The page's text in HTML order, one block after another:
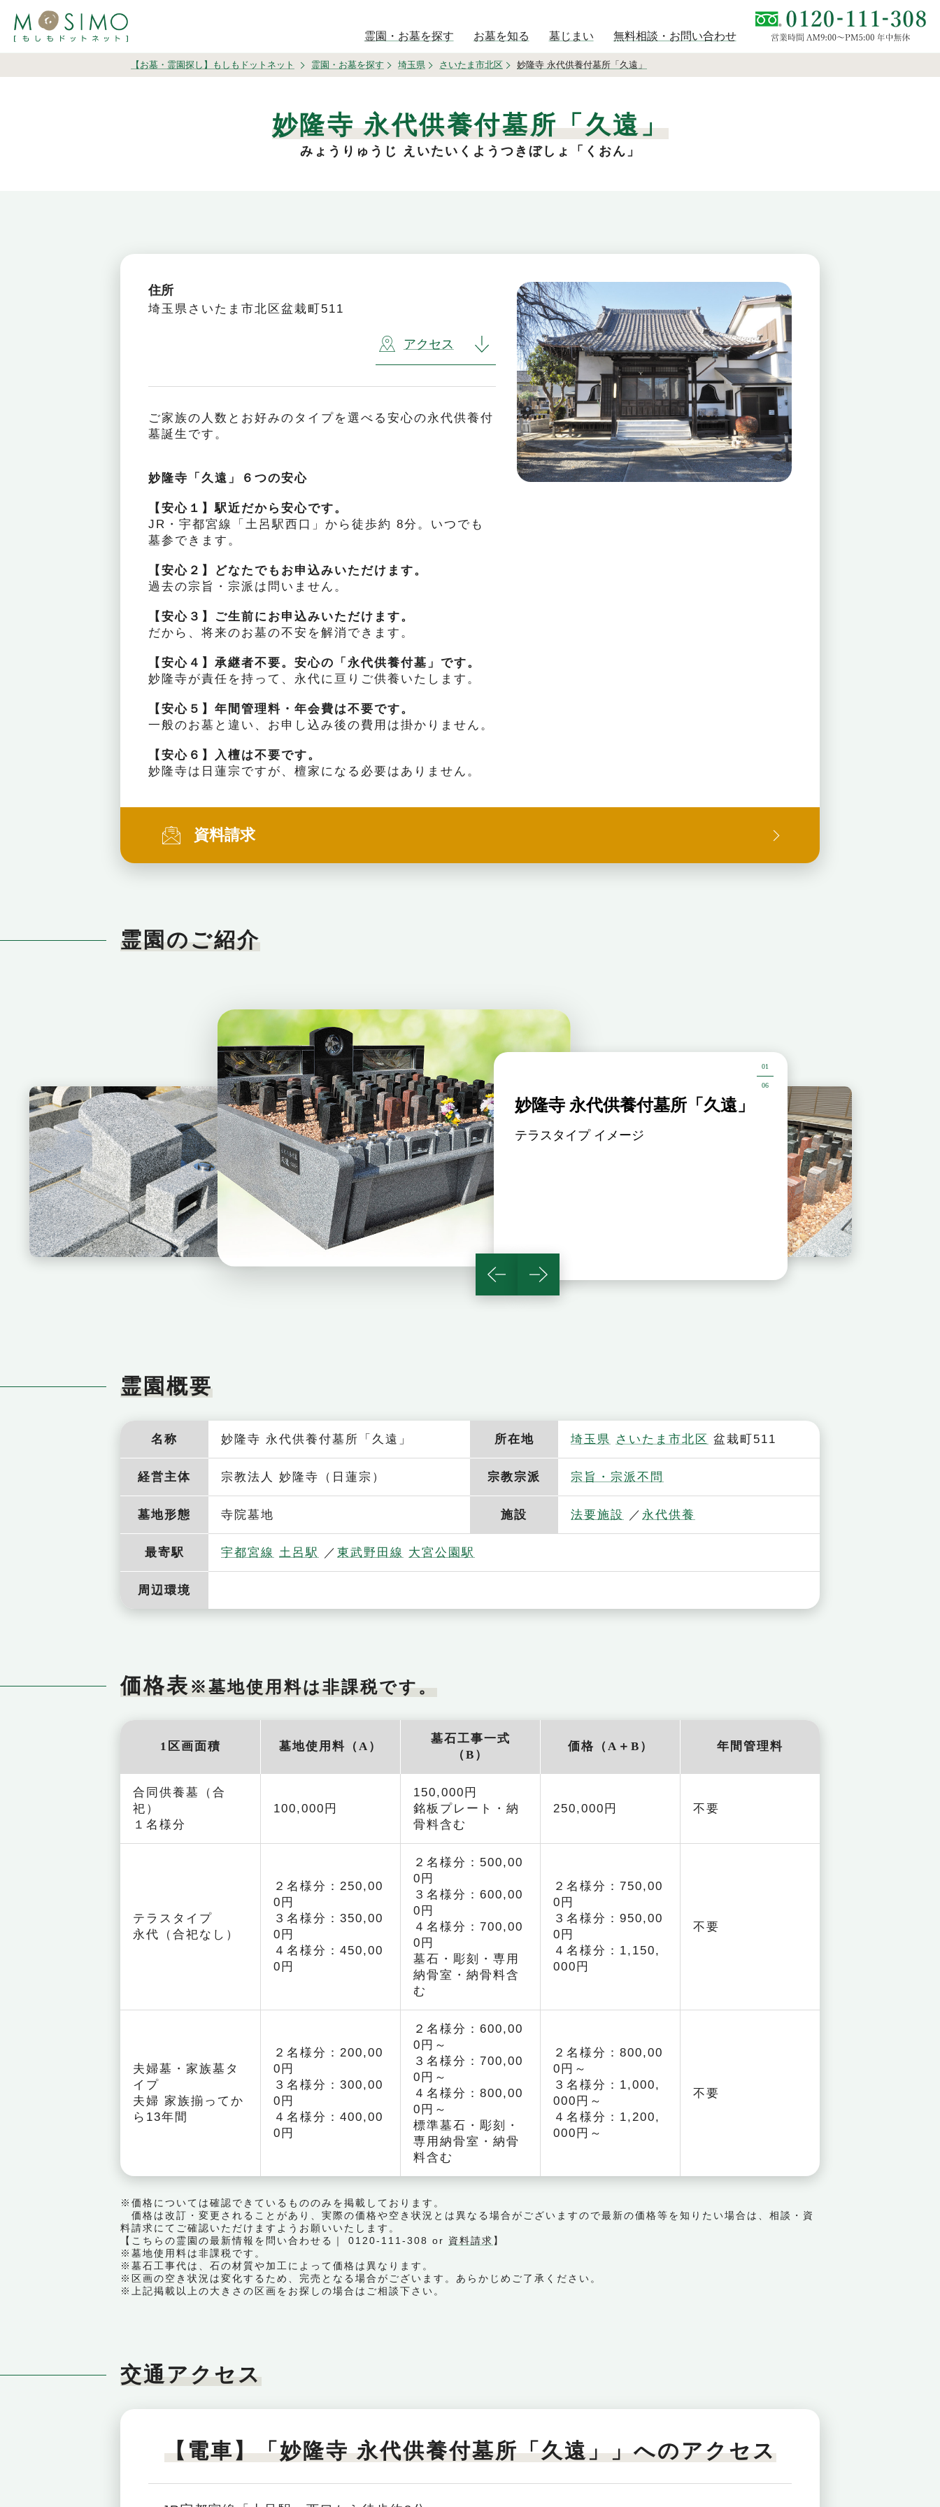
霊園・お墓を探す お墓を知る 墓じまい 無料相談・お問い合わせ
【お墓・霊園探し】もしもドットネット 霊園・お墓を探す 埼玉県 さいたま市北区 妙隆寺 永代供養付墓所「久遠」
妙隆寺 永代供養付墓所「久遠」
みょうりゅうじ えいたいくようつきぼしょ「くおん」
住所
埼玉県さいたま市北区盆栽町511
アクセス
ご家族の人数とお好みのタイプを選べる安心の永代供養付
墓誕生です。
妙隆寺「久遠」６つの安心
【安心１】駅近だから安心です。
JR・宇都宮線「土呂駅西口」から徒歩約 8分。いつでも
墓参できます。
【安心２】どなたでもお申込みいただけます。
過去の宗旨・宗派は問いません。
【安心３】ご生前にお申込みいただけます。
だから、将来のお墓の不安を解消できます。
【安心４】承継者不要。安心の「永代供養付墓」です。
妙隆寺が責任を持って、永代に亘りご供養いたします。
【安心５】年間管理料・年会費は不要です。
一般のお墓と違い、お申し込み後の費用は掛かりません。
【安心６】入檀は不要です。
妙隆寺は日蓮宗ですが、檀家になる必要はありません。
資料請求
霊園のご紹介
妙隆寺 永代供養付墓所「久遠」
夫婦・家族墓タイプ
妙隆寺 永代供養付墓所「久遠」
テラスタイプ イメージ
01
06
妙隆寺 永代供養
テラスタイプ
霊園概要
名称 妙隆寺 永代供養付墓所「久遠」 所在地 埼玉県 さいたま市北区 盆栽町511
経営主体 宗教法人 妙隆寺（日蓮宗） 宗教宗派 宗旨・宗派不問
墓地形態 寺院墓地 施設 法要施設 永代供養
最寄駅 宇都宮線 土呂駅 東武野田線 大宮公園駅
周辺環境
価格表※墓地使用料は非課税です。
1区画面積 墓地使用料（A）
墓石工事一式
（B）
価格（A＋B） 年間管理料
合同供養墓（合
祀）
１名様分
100,000円
150,000円
銘板プレート・納
骨料含む
250,000円 不要
テラスタイプ
永代（合祀なし）
２名様分：250,00
0円
３名様分：350,00
0円
４名様分：450,00
0円
２名様分：500,00
0円
３名様分：600,00
0円
４名様分：700,00
0円
墓石・彫刻・専用
納骨室・納骨料含
む
２名様分：750,00
0円
３名様分：950,00
0円
４名様分：1,150,
000円
不要
夫婦墓・家族墓タ
イプ
夫婦 家族揃ってか
ら13年間
２名様分：200,00
0円
３名様分：300,00
0円
４名様分：400,00
0円
２名様分：600,00
0円～
３名様分：700,00
0円～
４名様分：800,00
0円～
標準墓石・彫刻・
専用納骨室・納骨
料含む
２名様分：800,00
0円～
３名様分：1,000,
000円～
４名様分：1,200,
000円～
不要
※価格については確認できているもののみを掲載しております。
価格は改訂・変更されることがあり、実際の価格や空き状況とは異なる場合がございますので最新の価格等を知りたい場合は、相談・資
料請求にてご確認いただけますようお願いいたします。
【こちらの霊園の最新情報を問い合わせる｜ 0120-111-308 or 資料請求 】
※墓地使用料は非課税です。
※墓石工事代は、石の材質や加工によって価格は異なります。
※区画の空き状況は変化するため、完売となる場合がございます。あらかじめご了承ください。
※上記掲載以上の大きさの区画をお探しの場合はご相談下さい。
交通アクセス
【電車】「妙隆寺 永代供養付墓所「久遠」」へのアクセス